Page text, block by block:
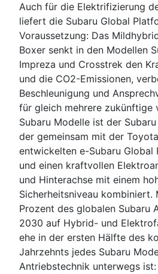
Auch für die Elektrifizierung
liefert die Subaru Global
Voraussetzung: Das
Boxer senkt in den Modellen
Impreza und Crosstrek den
und die CO2-Emissionen,
Beschleunigung und
für gleich mehrere zukünftige
Subaru Modelle ist der Subaru
der gemeinsam mit der
entwickelten e-Subaru Global
und einen kraftvollen
und Hinterachse mit einem
Sicherheitsniveau kombiniert.
Prozent des globalen Subaru
2030 auf Hybrid- und
ehe in der ersten Hälfte des
Jahrzehnts jedes Subaru
Antriebstechnik unterwegs